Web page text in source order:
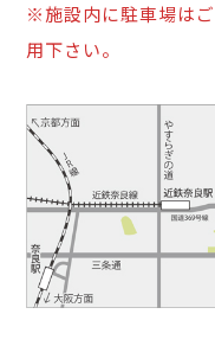
※施設内に駐車場は
用下さい。